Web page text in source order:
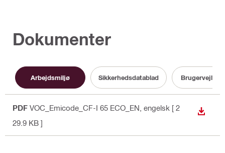
Dokumenter
Arbejdsmiljø Sikkerhedsdatablad
PDF VOC_Emicode_CF-I 65 ECO_EN , engelsk [ 2
29.9 KB ]